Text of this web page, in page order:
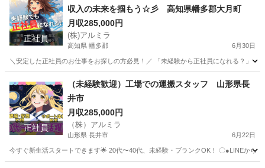
正社員
収入の未来を掴もう☆彡 高知県幡多郡大月町
月収285,000円
(株)アルミラ
高知県 幡多郡 6月30日
＼安定した正社員のお仕事をお探しの方必見！／ 「未経験から正社員になれる？」
工場 未経験
正社員
（未経験歓迎）工場での運搬スタッフ 山形県長
井市
月収285,000円
（株）アルミラ
山形県 長井市 6月22日
今すぐ新生活スタートできます🌟 20代〜40代、未経験・ブランクOK！ 〇●LINEから